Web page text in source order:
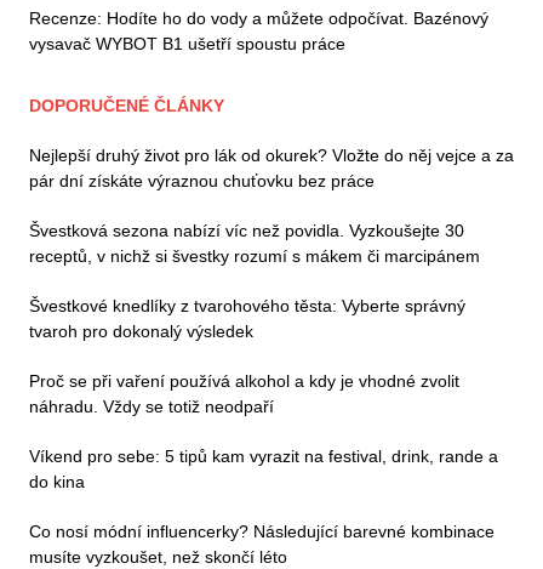
Recenze: Hodíte ho do vody a můžete odpočívat. Bazénový
vysavač WYBOT B1 ušetří spoustu práce
DOPORUČENÉ ČLÁNKY
Nejlepší druhý život pro lák od okurek? Vložte do něj vejce a za
pár dní získáte výraznou chuťovku bez práce
Švestková sezona nabízí víc než povidla. Vyzkoušejte 30
receptů, v nichž si švestky rozumí s mákem či marcipánem
Švestkové knedlíky z tvarohového těsta: Vyberte správný
tvaroh pro dokonalý výsledek
Proč se při vaření používá alkohol a kdy je vhodné zvolit
náhradu. Vždy se totiž neodpaří
Víkend pro sebe: 5 tipů kam vyrazit na festival, drink, rande a
do kina
Co nosí módní influencerky? Následující barevné kombinace
musíte vyzkoušet, než skončí léto